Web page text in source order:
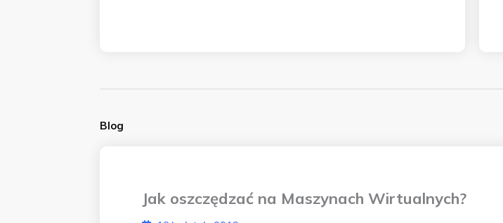
Blog
Jak oszczędzać na Maszynach Wirtualnych?